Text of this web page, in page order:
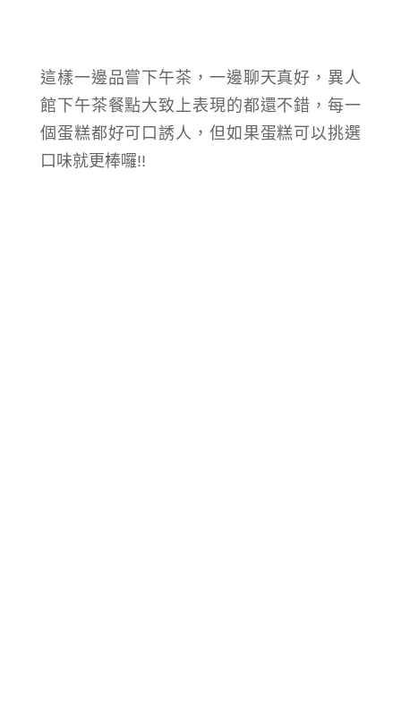
這樣一邊品嘗下午茶，一邊聊天真好，異人
館下午茶餐點大致上表現的都還不錯，每一
個蛋糕都好可口誘人，但如果蛋糕可以挑選
口味就更棒囉!!